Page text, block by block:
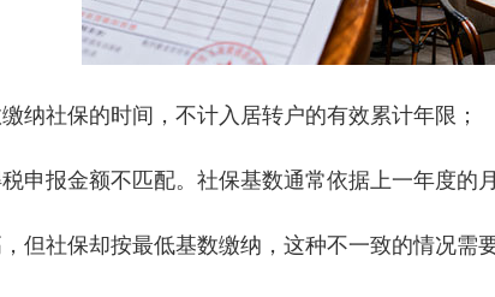
社保的时间，不计入居转户的有效累计年限；
报金额不匹配。社保基数通常依据上一年度的
社保却按最低基数缴纳，这种不一致的情况需要